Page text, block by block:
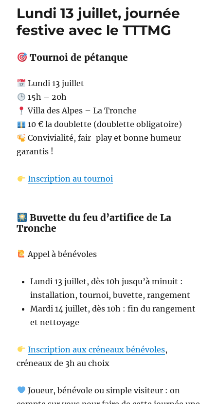
Lundi 13 juillet, journée
festive avec le TTTMG
Tournoi de pétanque
Lundi 13 juillet
15h – 20h
Villa des Alpes – La Tronche
10 € la doublette (doublette obligatoire)
Convivialité, fair-play et bonne humeur
garantis !
Inscription au tournoi
Buvette du feu d’artifice de La
Tronche
Appel à bénévoles
Lundi 13 juillet, dès 10h jusqu’à minuit :
installation, tournoi, buvette, rangement
Mardi 14 juillet, dès 10h : fin du rangement
et nettoyage
Inscription aux créneaux bénévoles,
créneaux de 3h au choix
Joueur, bénévole ou simple visiteur : on